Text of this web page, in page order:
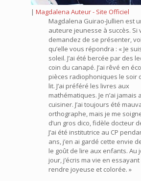
| Magdalena Auteur - Site Officiel
Magdalena Guirao-Jullien est
auteure jeunesse à succès. Si
demandez de se présenter,
qu’elle vous répondra : « Je
soleil. J’ai été bercée par des
coin du canapé. J’ai rêvé en
pièces radiophoniques le soir
lit. J’ai préféré les livres aux
mathématiques. Je n’ai jamais
cuisiner. J’ai toujours été
orthographe, mais je me
d’un gros dico, fidèle docteur
J’ai été institutrice au CP
ans, j’en ai gardé cette envie
le goût de lire aux enfants. Au
jour, j’écris ma vie en
rendre joyeuse et colorée. »